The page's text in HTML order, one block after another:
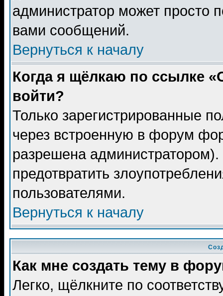
администратор может просто
вами сообщений.
Вернуться к началу
Когда я щёлкаю по ссылке
войти?
Только зарегистрированные
через встроенную в форум
разрешена
предотвратить
пользователями.
Вернуться к началу
Как мне создать тему в
Легко, щёлкните по